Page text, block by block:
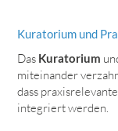
Kuratorium und
Das Kuratorium
miteinander
dass
integriert werden.